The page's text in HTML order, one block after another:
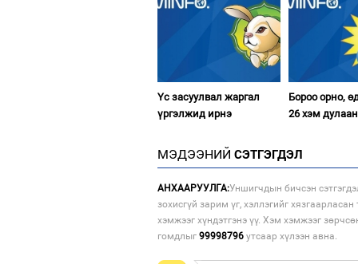
Үс засуулвал жаргал
үргэлжид ирнэ
Бороо орно,
26 хэм
МЭДЭЭНИЙ СЭТГЭГДЭЛ
АНХААРУУЛГА:Уншигчдын бичсэн
зохисгүй зарим үг, хэллэгийг
хэмжээг хүндэтгэнэ үү. Хэм хэмжээг
гомдлыг 99998796 утсаар хүлээн авна.